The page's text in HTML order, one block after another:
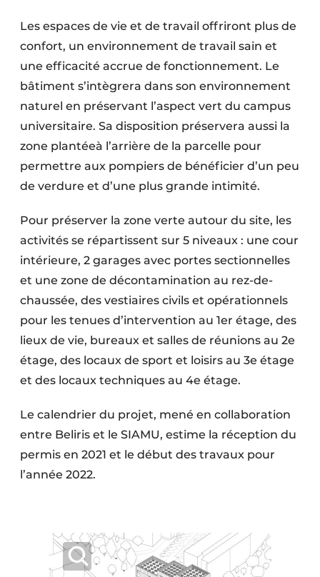
Les espaces de vie et de travail offriront plus de
confort, un environnement de travail sain et
une efficacité accrue de fonctionnement. Le
bâtiment s’intègrera dans son environnement
naturel en préservant l’aspect vert du campus
universitaire. Sa disposition préservera aussi la
zone plantéeà l’arrière de la parcelle pour
permettre aux pompiers de bénéficier d’un peu
de verdure et d’une plus grande intimité.
Pour préserver la zone verte autour du site, les
activités se répartissent sur 5 niveaux : une cour
intérieure, 2 garages avec portes sectionnelles
et une zone de décontamination au rez-de-
chaussée, des vestiaires civils et opérationnels
pour les tenues d’intervention au 1er étage, des
lieux de vie, bureaux et salles de réunions au 2e
étage, des locaux de sport et loisirs au 3e étage
et des locaux techniques au 4e étage.
Le calendrier du projet, mené en collaboration
entre Beliris et le SIAMU, estime la réception du
permis en 2021 et le début des travaux pour
l’année 2022.